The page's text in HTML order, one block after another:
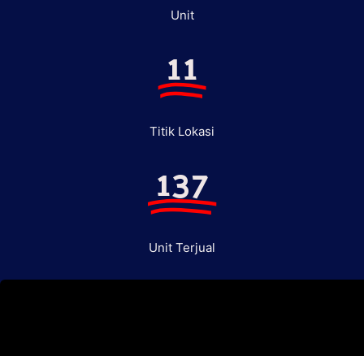
Unit
11
Titik Lokasi
137
Unit Terjual